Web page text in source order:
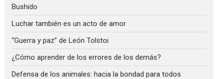
Bushido
Luchar también es un acto de amor
“Guerra y paz” de León Tolstoi
¿Cómo aprender de los errores de los demás?
Defensa de los animales: hacia la bondad para todos